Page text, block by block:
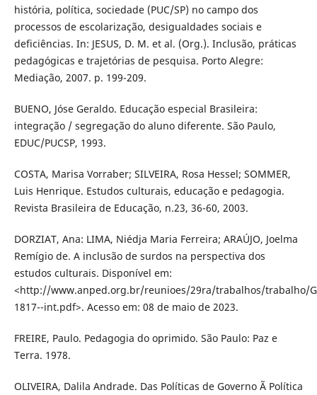
história, política, sociedade (PUC/SP) no campo dos
processos de escolarização, desigualdades sociais e
deficiências. In: JESUS, D. M. et al. (Org.). Inclusão, práticas
pedagógicas e trajetórias de pesquisa. Porto Alegre:
Mediação, 2007. p. 199-209.
BUENO, Jóse Geraldo. Educação especial Brasileira:
integração / segregação do aluno diferente. São Paulo,
EDUC/PUCSP, 1993.
COSTA, Marisa Vorraber; SILVEIRA, Rosa Hessel; SOMMER,
Luis Henrique. Estudos culturais, educação e pedagogia.
Revista Brasileira de Educação, n.23, 36-60, 2003.
DORZIAT, Ana: LIMA, Niédja Maria Ferreira; ARAÚJO, Joelma
Remígio de. A inclusão de surdos na perspectiva dos
estudos culturais. Disponível em:
<http://www.anped.org.br/reunioes/29ra/trabalhos/trabalho/
1817--int.pdf>. Acesso em: 08 de maio de 2023.
FREIRE, Paulo. Pedagogia do oprimido. São Paulo: Paz e
Terra. 1978.
OLIVEIRA, Dalila Andrade. Das Políticas de Governo Ã Política